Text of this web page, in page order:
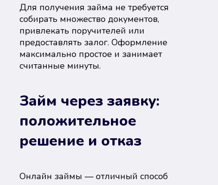
Для получения займа не требуется
собирать множество документов,
привлекать поручителей или
предоставлять залог. Оформление
максимально простое и занимает
считанные минуты.
Займ через заявку:
положительное
решение и отказ
Онлайн займы — отличный способ